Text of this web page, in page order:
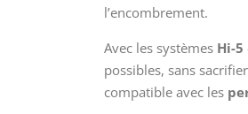
l’encombrement.
Avec les systèmes Hi-5
possibles, sans
compatible avec les